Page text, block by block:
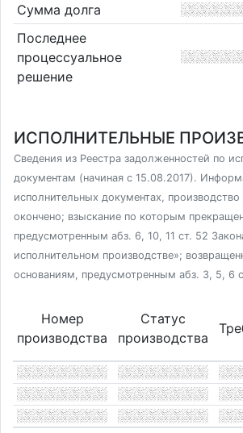
Сумма долга
Последнее
процессуальное
решение
ИСПОЛНИТЕЛЬНЫЕ
Сведения из Реестра задолженностей по
документам (начиная с 15.08.2017).
исполнительных документах,
окончено; взыскание по которым
предусмотренным абз. 6, 10, 11 ст. 52
исполнительном производстве»;
основаниям, предусмотренным абз. 3, 5, 6
Номер
производства
Статус
производства